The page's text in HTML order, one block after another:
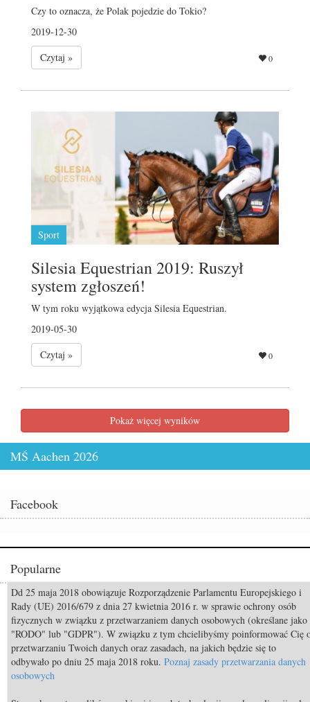
Czy to oznacza, że Polak pojedzie do Tokio?
2019-12-30
Czytaj »
0
Sport
Silesia Equestrian 2019: Ruszył
system zgłoszeń!
W tym roku wyjątkowa edycja Silesia Equestrian.
2019-05-30
Czytaj »
0
Pokaż więcej wyników
MŚ Aachen 2026
Facebook
Popularne
Odszedł Monty Roberts – człowiek, który nauczył świat słuchać koni
Constable FRH (Contendro I x Diarado) sprzedany do USA
Mistrzostwa Świata Aachen 2026: Już za 50 dni rozpocznie się walka o
medale!
TOP 11 nietypowych przekąsek bezpiecznych dla koni
Dd 25 maja 2018 obowiązuje Rozporządzenie Parlamentu Europejskiego i
Rady (UE) 2016/679 z dnia 27 kwietnia 2016 r. w sprawie ochrony osób
fizycznych w związku z przetwarzaniem danych osobowych (określane jako
"RODO" lub "GDPR"). W związku z tym chcielibyśmy poinformować Cię
przetwarzaniu Twoich danych oraz zasadach, na jakich będzie się to
odbywało po dniu 25 maja 2018 roku. Poznaj zasady przetwarzania danych
osobowych